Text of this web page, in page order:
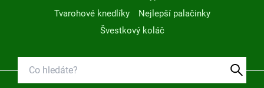
Tvarohové knedlíky
Nejlepší palačinky
Švestkový koláč